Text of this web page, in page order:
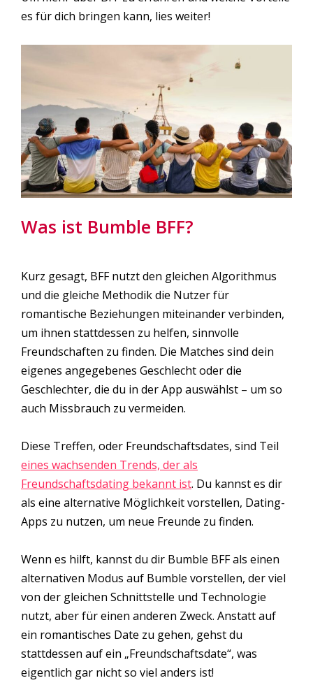
es für dich bringen kann, lies weiter!
Was ist Bumble BFF?
Kurz gesagt, BFF nutzt den gleichen Algorithmus
und die gleiche Methodik die Nutzer für
romantische Beziehungen miteinander verbinden,
um ihnen stattdessen zu helfen, sinnvolle
Freundschaften zu finden. Die Matches sind dein
eigenes angegebenes Geschlecht oder die
Geschlechter, die du in der App auswählst – um so
auch Missbrauch zu vermeiden.
Diese Treffen, oder Freundschaftsdates, sind Teil
eines wachsenden Trends, der als
Freundschaftsdating bekannt ist. Du kannst es dir
als eine alternative Möglichkeit vorstellen, Dating-
Apps zu nutzen, um neue Freunde zu finden.
Wenn es hilft, kannst du dir Bumble BFF als einen
alternativen Modus auf Bumble vorstellen, der viel
von der gleichen Schnittstelle und Technologie
nutzt, aber für einen anderen Zweck. Anstatt auf
ein romantisches Date zu gehen, gehst du
stattdessen auf ein „Freundschaftsdate“, was
eigentlich gar nicht so viel anders ist!